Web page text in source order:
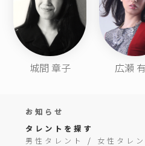
城間 章子 広瀬
お知らせ
タレントを探す
男性タレント
/ 女性タレン